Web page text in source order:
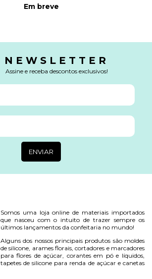
Em breve
NEWSLETTER
Assine e receba descontos exclusivos!
Somos uma loja online de materiais importados
que nasceu com o intuito de trazer sempre os
últimos lançamentos da confeitaria no mundo!
Alguns dos nossos principais produtos são moldes
de silicone, arames florais, cortadores e marcadores
para flores de açúcar, corantes em pó e líquidos,
tapetes de silicone para renda de açúcar e canetas